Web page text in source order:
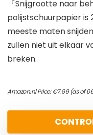
『Snijgrootte naar
polijstschuurpapier is
meeste maten
zullen niet uit elkaar
breken.
Amazon.nl Price:€7.99(as of